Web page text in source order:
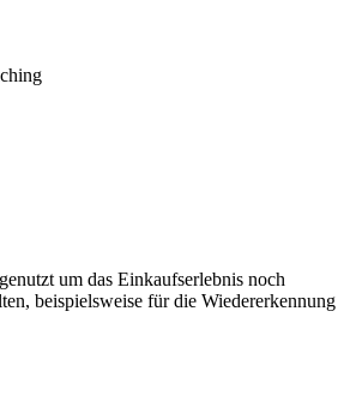
um das Einkaufserlebnis noch
beispielsweise für die Wiedererkennung